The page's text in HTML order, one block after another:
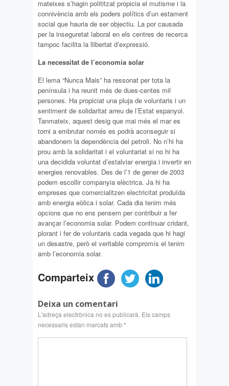
mateixes s’hagin polititzat propicia el mutisme i la
connivència amb els poders polítics d’un estament
social que hauria de ser objectiu. La por causada
per la inseguretat laboral en els centres de recerca
tampoc facilita la llibertat d’expressió.
La necessitat de l’economia solar
El lema “Nunca Mais” ha ressonat per tota la
península i ha reunit més de dues-centes mil
persones. Ha propiciat una pluja de voluntaris i un
sentiment de solidaritat arreu de l’Estat espanyol.
Tanmateix, aquest desig que mai més el mar es
torni a embrutar només es podrà aconseguir si
abandonem la dependència del petroli. No n’hi ha
prou amb la solidaritat i el voluntariat si no hi ha
una decidida voluntat d’estalviar energia i invertir en
energies renovables. Des de l’1 de gener de 2003
podem escollir companyia elèctrica. Ja hi ha
empreses que comercialitzen electricitat produïda
amb energia eòlica i solar. Cada dia tenim més
opcions que no ens pensem per contribuir a fer
avançar l’economia solar. Podem continuar cridant,
plorant i fer de voluntaris cada vegada que hi hagi
un desastre, però el veritable compromís el tenim
amb l’economia solar.
Comparteix
Deixa un comentari
L'adreça electrònica no es publicarà. Els camps
necessaris estan marcats amb*